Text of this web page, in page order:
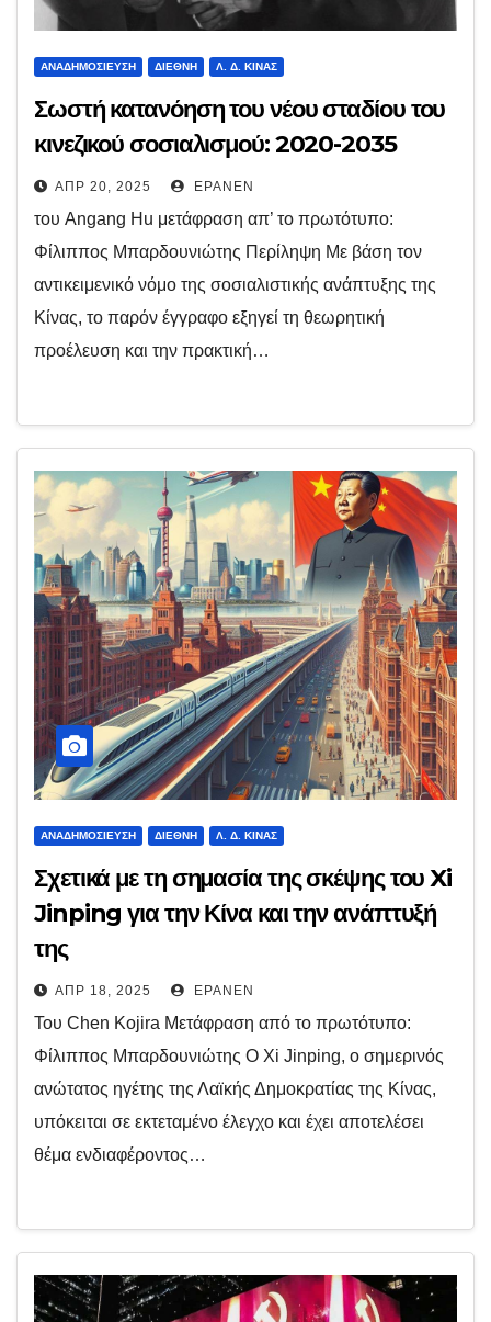
ΑΝΑΔΗΜΟΣΊΕΥΣΗ ΔΙΕΘΝΉ Λ. Δ. ΚΊΝΑΣ
Σωστή κατανόηση του νέου σταδίου του
κινεζικού σοσιαλισμού: 2020-2035
ΑΠΡ 20, 2025 EPANEN
του Angang Hu μετάφραση απ’ το πρωτότυπο:
Φίλιππος Μπαρδουνιώτης Περίληψη Με βάση τον
αντικειμενικό νόμο της σοσιαλιστικής ανάπτυξης της
Κίνας, το παρόν έγγραφο εξηγεί τη θεωρητική
προέλευση και την πρακτική…
ΑΝΑΔΗΜΟΣΊΕΥΣΗ ΔΙΕΘΝΉ Λ. Δ. ΚΊΝΑΣ
Σχετικά με τη σημασία της σκέψης του Xi
Jinping για την Κίνα και την ανάπτυξή
της
ΑΠΡ 18, 2025 EPANEN
Του Chen Kojira Μετάφραση από το πρωτότυπο:
Φίλιππος Μπαρδουνιώτης Ο Xi Jinping, ο σημερινός
ανώτατος ηγέτης της Λαϊκής Δημοκρατίας της Κίνας,
υπόκειται σε εκτεταμένο έλεγχο και έχει αποτελέσει
θέμα ενδιαφέροντος…